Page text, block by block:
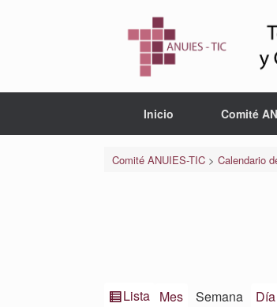
Inicio Comité
Comité ANUIES-TIC> Calendario
Ver
Lista Mes Semana Día